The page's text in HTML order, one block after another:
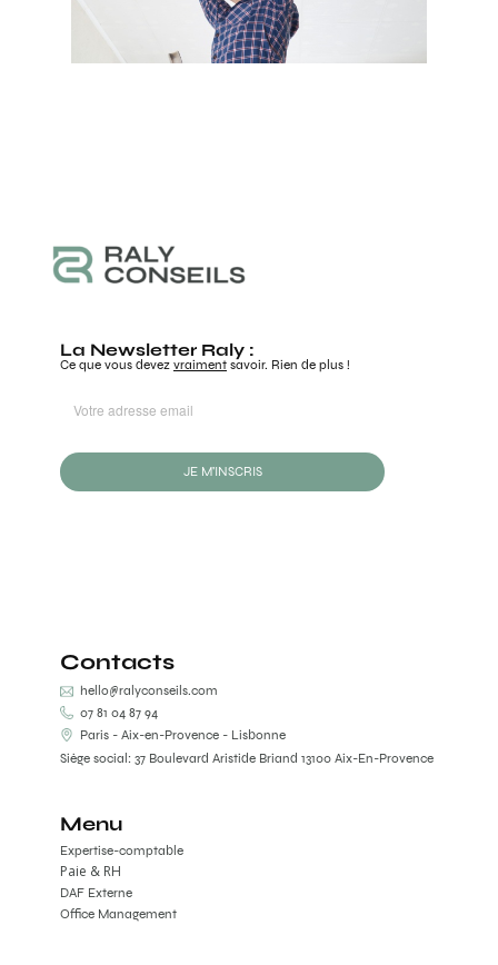
La Newsletter Raly :
Ce que vous devez vraiment savoir. Rien de plus !
JE M'INSCRIS
Contacts
hello@ralyconseils.com
07 81 04 87 94
Paris - Aix-en-Provence - Lisbonne
Siège social: 37 Boulevard Aristide Briand 13100 Aix-En-Provence
Menu
Expertise-comptable
DAF Externe
Office Management
Paie & RH